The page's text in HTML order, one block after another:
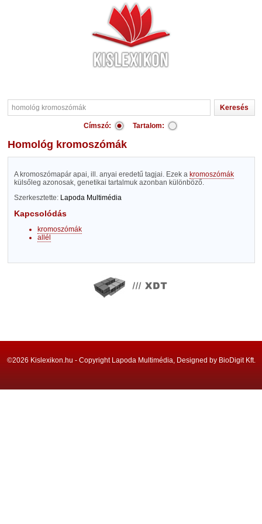
Címszó: Tartalom:
homológ kromoszómák
A kromoszómapár apai, ill. anyai eredetű tagjai. Ezek a kromoszómák
külsőleg azonosak, genetikai tartalmuk azonban különböző.
Szerkesztette: Lapoda Multimédia
Kapcsolódás
kromoszómák
allél
©2026 Kislexikon.hu - Copyright Lapoda Multimédia, Designed by BioDigit Kft.